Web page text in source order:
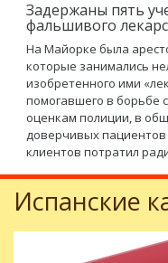
Задержаны пять
фальшивого
На Майорке была
которые занимались
изобретенного ими
помогавшего в борьбе
оценкам полиции, в
доверчивых пациентов
клиентов потратил
Испанские